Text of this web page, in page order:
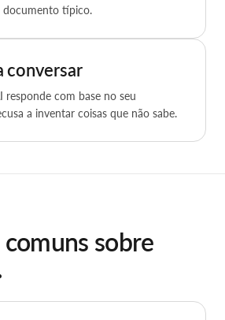
documento típico.
conversar
responde com base no seu
a inventar coisas que não sabe.
sobre